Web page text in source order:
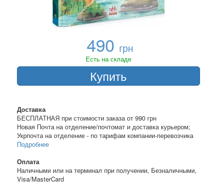
490 грн
Есть на складе
Купить
Доставка
БЕСПЛАТНАЯ при стоимости заказа от 990 грн
Новая Почта на отделение/почтомат и доставка курьером;
Укрпочта на отделение - по тарифам компании-перевозчика
Подробнее
Оплата
Наличными или на терминал при получении, Безналичными,
Visa/MasterCard